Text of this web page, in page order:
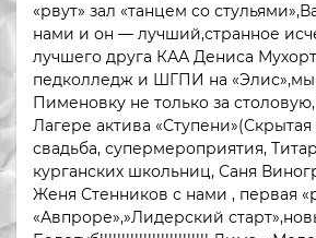
«рвут» зал «танцем со
нами и он — лучший,странное
лучшего друга КАА Дениса
педколледж и ШГПИ на
Пименовку не только за
Лагере актива
свадьба, супермероприятия,
курганских школьниц, Саня
Женя Стенников с нами , первая
«Авпроре»,»Лидерский